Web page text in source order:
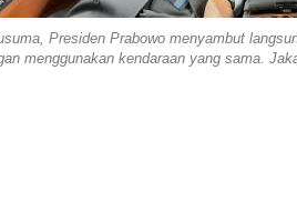
Presiden Prabowo menyambut
menggunakan kendaraan yang sama.